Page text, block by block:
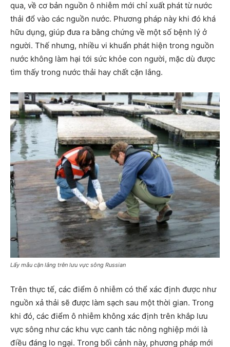
qua, về cơ bản nguồn ô nhiễm mới chỉ xuất phát từ nước
thải đổ vào các nguồn nước. Phương pháp này khi đó khá
hữu dụng, giúp đưa ra bằng chứng về một số bệnh lý ở
người. Thế nhưng, nhiều vi khuẩn phát hiện trong nguồn
nước không làm hại tới sức khỏe con người, mặc dù được
tìm thấy trong nước thải hay chất cặn lắng.
Lấy mẫu cặn lắng trên lưu vực sông Russian
Trên thực tế, các điểm ô nhiễm có thể xác định được như
nguồn xả thải sẽ được làm sạch sau một thời gian. Trong
khi đó, các điểm ô nhiễm không xác định trên khắp lưu
vực sông như các khu vực canh tác nông nghiệp mới là
điều đáng lo ngại. Trong bối cảnh này, phương pháp mới